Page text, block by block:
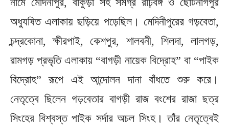
অধ্যুষিত এলাকায় ছড়িয়ে পড়েছিল। মেদিনীপুরের গড়বেতা,
চন্দ্রকোনা, ক্ষীরপাই, কেশপুর, শালবনী, শিলদা, লালগড়,
রামগড় প্রভৃতি এলাকায় “বাগড়ী নায়েক বিদ্রোহ” বা “পাইক
বিদ্রোহ” রূপে এই আন্দোলন দানা বাঁধতে শুরু করে।
নেতৃত্বে ছিলেন গড়বেতার বাগড়ী রাজ বংশের রাজা ছত্র
সিংহের বিশ্বস্ত পাইক সর্দার অচল সিংহ। তাঁর নেতৃত্বেই